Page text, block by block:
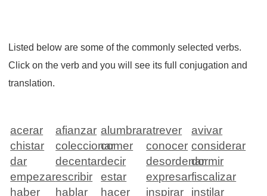
Listed below are some of the commonly selected verbs.
Click on the verb and you will see its full conjugation and
translation.
acerar afianzar alumbraratrever
avivar
chistar
coleccionarcomer conocer considerar
dar
decentardecir desordenardormir
empezarescribir estar expresarfiscalizar
haber
hablar hacer inspirar
instilar